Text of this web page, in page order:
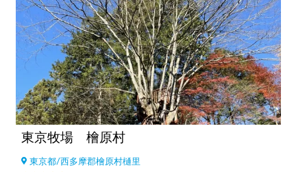
東京牧場 檜原村
東京都/西多摩郡檜原村樋里